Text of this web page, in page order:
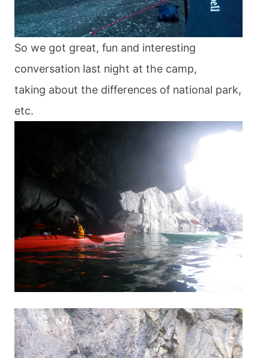
blog
So we got great, fun and interesting
conversation last night at the camp,
taking about the differences of national park,
etc.